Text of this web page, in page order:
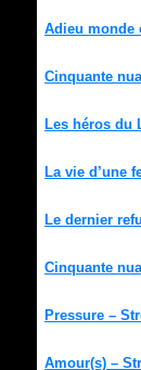
Adieu monde
Cinquante
Les héros du
La vie d’une
Le dernier
Cinquante
Pressure –
Amour(s) –